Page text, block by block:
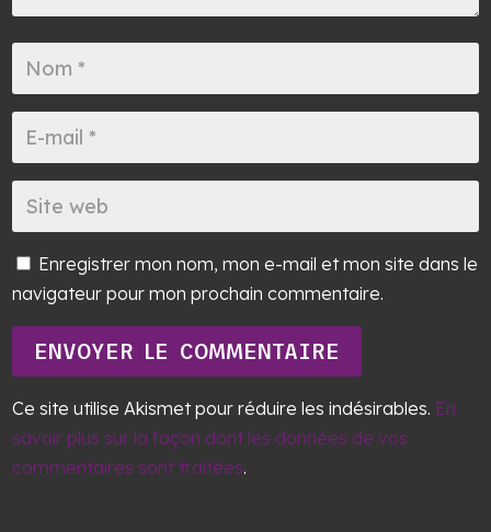
Enregistrer mon nom, mon e-mail et mon site dans le
navigateur pour mon prochain commentaire.
ENVOYER LE COMMENTAIRE
Ce site utilise Akismet pour réduire les indésirables. En
savoir plus sur la façon dont les données de vos
commentaires sont traitées.